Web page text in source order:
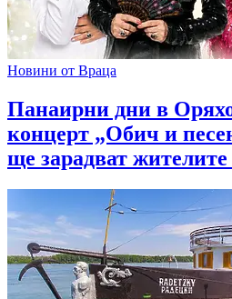
Новини от Враца
Панаирни дни в
концерт „Обич и
ще зарадват жителите